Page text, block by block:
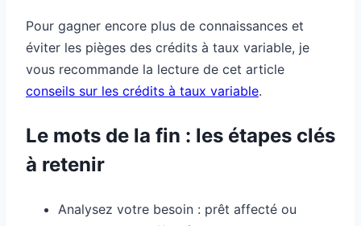
Pour gagner encore plus de connaissances et
éviter les pièges des crédits à taux variable, je
vous recommande la lecture de cet article
conseils sur les crédits à taux variable.
Le mots de la fin : les étapes clés
à retenir
Analysez votre besoin : prêt affecté ou